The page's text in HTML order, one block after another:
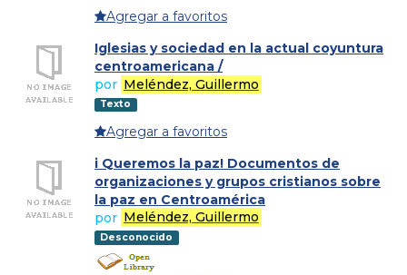
Agregar a favoritos
Iglesias y sociedad en la actual coyuntura
centroamericana /
por Meléndez, Guillermo
Texto
Agregar a favoritos
i Queremos la paz! Documentos de
organizaciones y grupos cristianos sobre
la paz en Centroamérica
por Meléndez, Guillermo
Desconocido